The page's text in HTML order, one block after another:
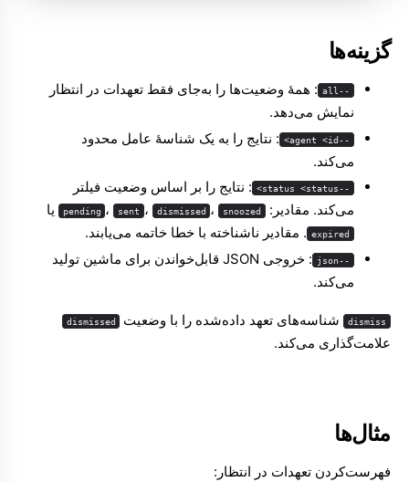
گزینه‌ها
--all
: همهٔ وضعیت‌ها را به‌جای فقط تعهدات در انتظار
نمایش می‌دهد.
--agent <id>
: نتایج را به یک شناسهٔ عامل محدود
می‌کند.
--status <status>
: نتایج را بر اساس وضعیت فیلتر
می‌کند. مقادیر:
pending ، sent ، dismissed ، snoozed یا
expired . مقادیر ناشناخته با خطا خاتمه می‌یابند.
--json
: خروجی JSON قابل‌خواندن برای ماشین تولید
می‌کند.
dismiss شناسه‌های تعهد داده‌شده را با وضعیت dismissed
علامت‌گذاری می‌کند.
مثال‌ها
فهرست‌کردن تعهدات در انتظار: